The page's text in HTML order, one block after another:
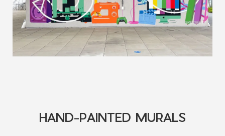
HAND-PAINTED MURALS